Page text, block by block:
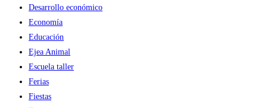
Desarrollo económico
Economía
Educación
Ejea Animal
Escuela taller
Ferias
Fiestas